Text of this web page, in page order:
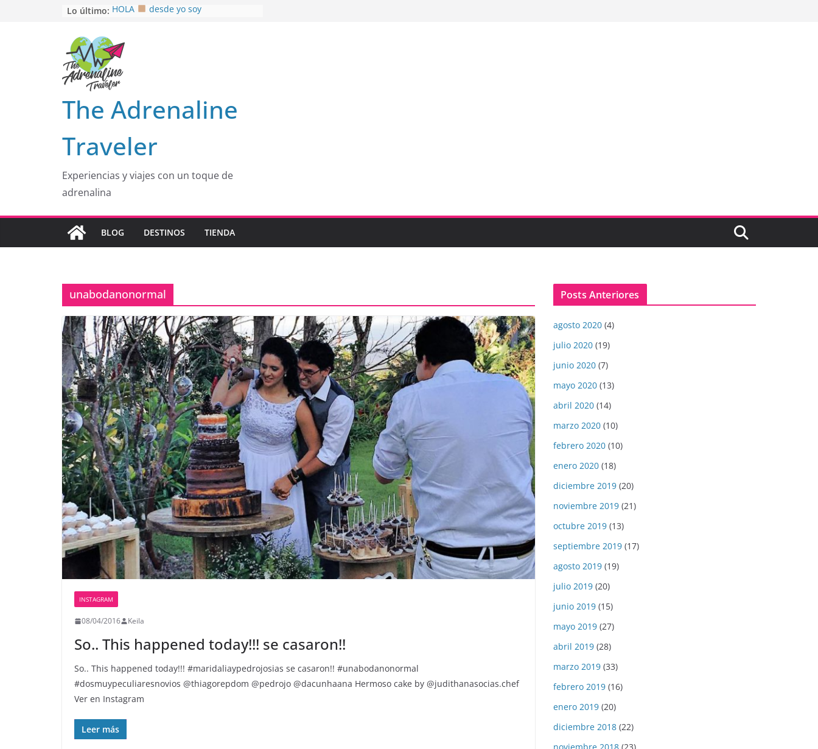
Lo último: HOLA
desde yo soy
EL SENDERO DEL CACAO: Excelente
opción
HOSPEDAJE AL NATURALSHH !!
En
MULITO!
The Adrenaline
Traveler
Experiencias y viajes con un toque de
adrenalina
BLOG DESTINOS TIENDA
unabodanonormal
INSTAGRAM
08/04/2016 Keila
So.. This happened today!!! se casaron!!
So.. This happened today!!! #maridaliaypedrojosias se casaron!! #unabodanonormal
#dosmuypeculiaresnovios @thiagorepdom @pedrojo @dacunhaana Hermoso cake by @judithanasocias.chef
Ver en Instagram
Leer más
Posts Anteriores
agosto 2020 (4)
julio 2020 (19)
junio 2020 (7)
mayo 2020 (13)
abril 2020 (14)
marzo 2020 (10)
febrero 2020 (10)
enero 2020 (18)
diciembre 2019 (20)
noviembre 2019 (21)
octubre 2019 (13)
septiembre 2019 (17)
agosto 2019 (19)
julio 2019 (20)
junio 2019 (15)
mayo 2019 (27)
abril 2019 (28)
marzo 2019 (33)
febrero 2019 (16)
enero 2019 (20)
diciembre 2018 (22)